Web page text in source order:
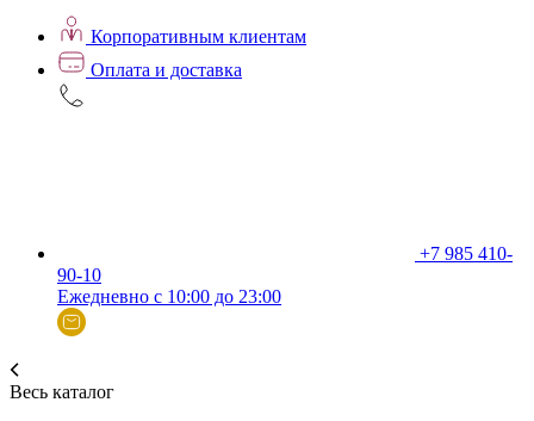
Корпоративным клиентам
Оплата и доставка
+7 985 410-
90-10
Ежедневно с 10:00 до 23:00
Весь каталог